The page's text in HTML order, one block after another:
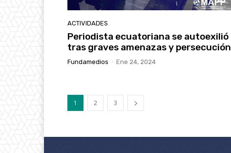
ACTIVIDADES
Periodista ecuatoriana se autoexilió
tras graves amenazas y persecución
Fundamedios - Ene 24, 2024
1 2 3